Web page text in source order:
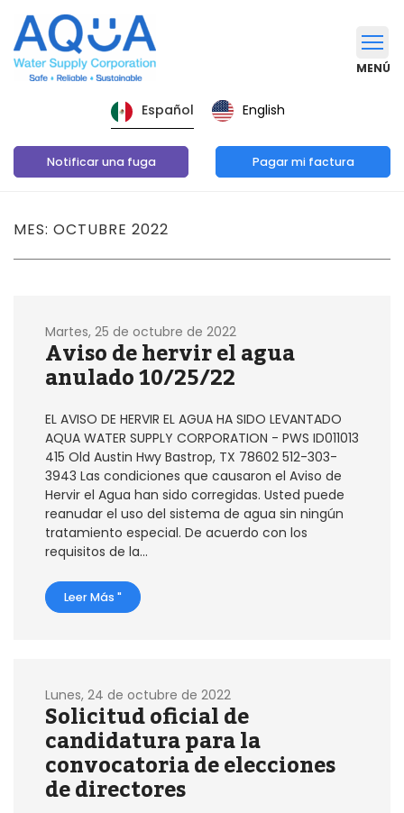
MENÚ
Español English
Notificar una fuga Pagar mi factura
MES: OCTUBRE 2022
Martes, 25 de octubre de 2022
Aviso de hervir el agua
anulado 10/25/22
EL AVISO DE HERVIR EL AGUA HA SIDO LEVANTADO
AQUA WATER SUPPLY CORPORATION - PWS ID011013
415 Old Austin Hwy Bastrop, TX 78602 512-303-
3943 Las condiciones que causaron el Aviso de
Hervir el Agua han sido corregidas. Usted puede
reanudar el uso del sistema de agua sin ningún
tratamiento especial. De acuerdo con los
requisitos de la...
Leer Más "
Lunes, 24 de octubre de 2022
Solicitud oficial de
candidatura para la
convocatoria de elecciones
de directores